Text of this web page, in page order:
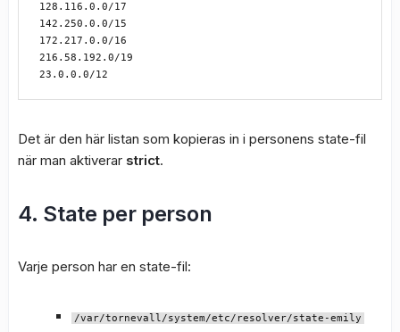
128.116.0.0/17
142.250.0.0/15
172.217.0.0/16
216.58.192.0/19
Det är den här listan som kopieras in i personens state-fil
när man aktiverar strict.
4. State per person
Varje person har en state-fil:
/var/tornevall/system/etc/resolver/state-emily